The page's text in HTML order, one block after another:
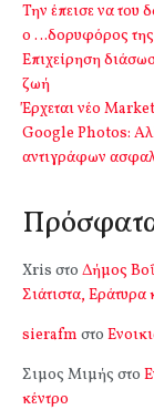
Την έπεισε να του
ο …δορυφόρος
Επιχείρηση
ζωή
Έρχεται νέο
Google Photos:
αντιγράφων
Xris στο Δήμος
Σιάτιστα,
sierafm στο
Σιμος Μιμής στο
κέντρο